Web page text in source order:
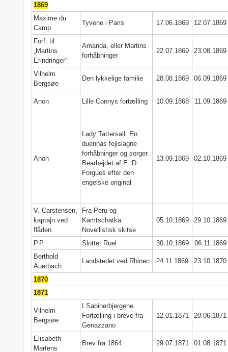
1869
Maxime du
Camp
Tyvene i Paris 17.06.1869 12.07.1869
Forf. til
„Martins
Erindringer“
Amanda, eller Martins
forhåbninger
22.07.1869 23.08.1869
Vilhelm
Bergsøe
Den lykkelige familie 28.08.1869 06.09.1869
Anon Lille Connys fortælling 10.09.1868 11.09.1869
Anon
Lady Tattersall. En
duennas fejlslagne
forhåbninger og sorger.
Bearbejdet af E. D.
Forgues efter den
engelske original
13.09.1869 02.10.1869
V. Carstensen,
kaptajn ved
flåden
Fra Peru og
Kamtschatka.
Novellistisk skitse
05.10.1869 29.10.1869
P.P. Slottet Ruel 30.10.1869
06.11.1869
Berthold
Auerbach
Landstedet ved Rhinen 24.11.1869 23.10.1870
1870
1871
Vilhelm
Bergsøe
I Sabinerbjergene.
Fortælling i breve fra
Genazzano
12.01.1871 20.06.1871
Elisabeth
Martens
Brev fra 1864 29.07.1871 01.08.1871